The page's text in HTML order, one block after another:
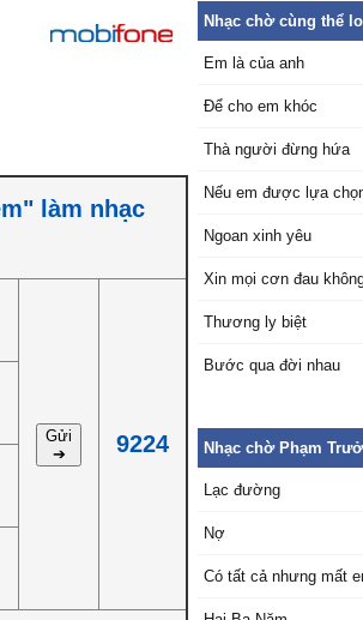
làm nhạc
Gửi
➔
9224
Nhạc chờ cùng thể
Em là của anh
Để cho em khóc
Thà người đừng hứa
Nếu em được lựa
Ngoan xinh yêu
Xin mọi cơn đau
Thương ly biệt
Bước qua đời nhau
Nhạc chờ Phạm
Lạc đường
Nợ
Có tất cả nhưng mất